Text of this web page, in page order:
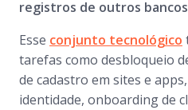
registros de outros
Esse conjunto tecnológico
tarefas como desbloqueio
de cadastro em sites e
identidade, onboarding de